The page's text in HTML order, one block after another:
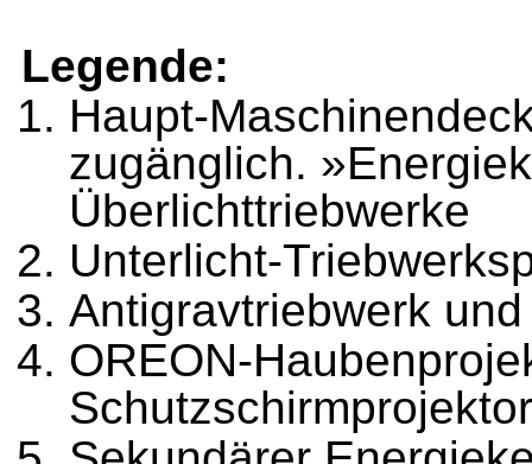
Legende:
Haupt-
zugänglich.
Überlicht­triebwerke
Unterlicht-
Antigravtriebwerk
OREON-